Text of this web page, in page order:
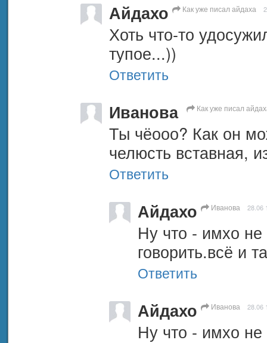
Айдахо Как уже писал айдаха
Хоть что-то
тупое...))
Ответить
Иванова Как уже писал
Ты чёооо? Как он
челюсть вставная,
Ответить
Айдахо Иванова 28.06
Ну что - имхо не
говорить.всё и
Ответить
Айдахо Иванова 28.06
Ну что - имхо не